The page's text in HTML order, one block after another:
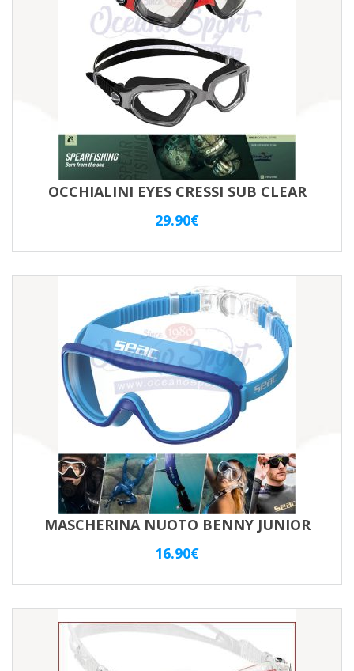
OCCHIALINI EYES CRESSI SUB CLEAR
29.90€
MASCHERINA NUOTO BENNY JUNIOR
16.90€